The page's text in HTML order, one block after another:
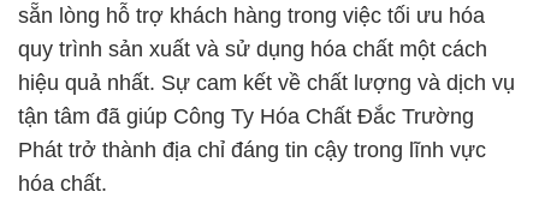
sẵn lòng hỗ trợ khách hàng trong việc tối ưu hóa
quy trình sản xuất và sử dụng hóa chất một cách
hiệu quả nhất. Sự cam kết về chất lượng và dịch vụ
tận tâm đã giúp Công Ty Hóa Chất Đắc Trường
Phát trở thành địa chỉ đáng tin cậy trong lĩnh vực
hóa chất.